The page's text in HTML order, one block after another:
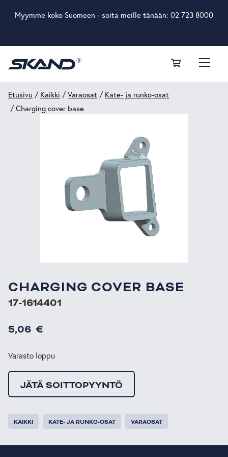
Myymme koko Suomeen - soita meille tänään: 02 723 8000
Etusivu / Kaikki /Varaosat / Kate- ja runko-osat
/ Charging cover base
CHARGING COVER BASE
17-1614401
5,06 €
Varasto loppu
JÄTÄ SOITTOPYYNTÖ
KAIKKI KATE- JA RUNKO-OSAT VARAOSAT